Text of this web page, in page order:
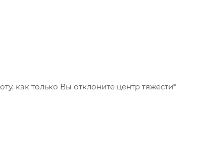
как только Вы отклоните центр тяжести*